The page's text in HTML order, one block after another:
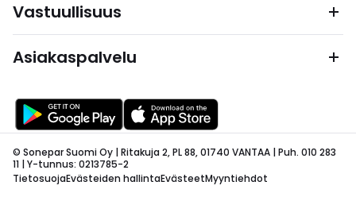
Vastuullisuus
Asiakaspalvelu
© Sonepar Suomi Oy | Ritakuja 2, PL 88, 01740 VANTAA | Puh. 010 283
11 | Y-tunnus: 0213785-2
TietosuojaEvästeiden hallintaEvästeetMyyntiehdot